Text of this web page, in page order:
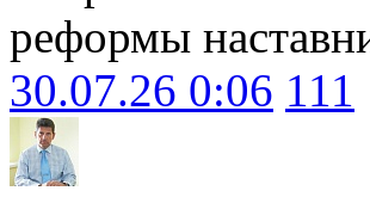
реформы
30.07.26 0:06 111